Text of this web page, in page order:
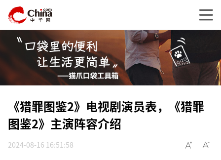
《猎罪图鉴2》电视剧演员表，《猎罪
图鉴2》主演阵容介绍
2024-08-16 16:51:58